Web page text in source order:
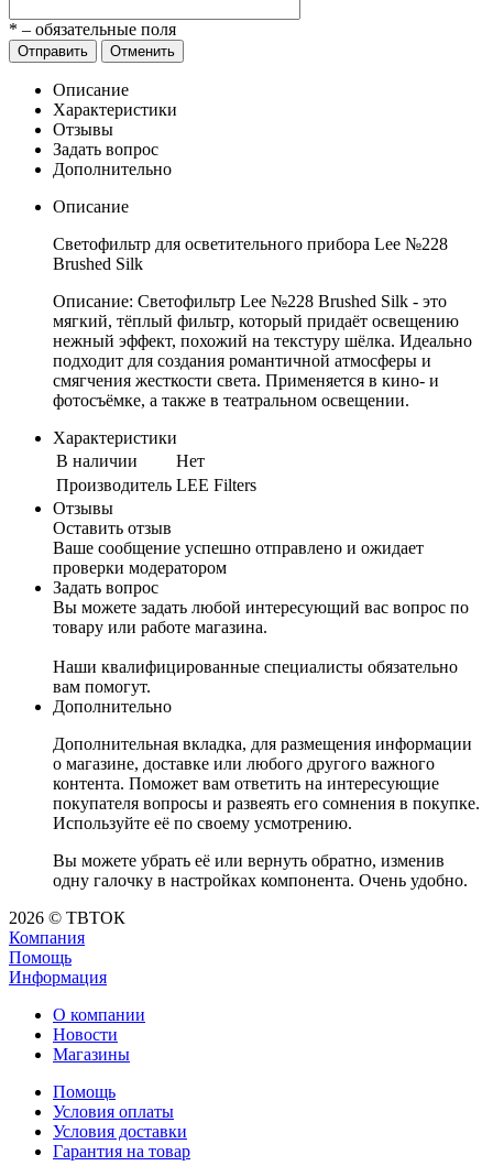
* – обязательные поля
Отправить Отменить
Описание
Характеристики
Отзывы
Задать вопрос
Дополнительно
Описание
Светофильтр для осветительного прибора Lee №228
Brushed Silk
Описание: Светофильтр Lee №228 Brushed Silk - это
мягкий, тёплый фильтр, который придаёт освещению
нежный эффект, похожий на текстуру шёлка. Идеально
подходит для создания романтичной атмосферы и
смягчения жесткости света. Применяется в кино- и
фотосъёмке, а также в театральном освещении.
Характеристики
В наличии
Нет
Производитель LEE Filters
Отзывы
Оставить отзыв
Ваше сообщение успешно отправлено и ожидает
проверки модератором
Задать вопрос
Вы можете задать любой интересующий вас вопрос по
товару или работе магазина.
Наши квалифицированные специалисты обязательно
вам помогут.
Дополнительно
Дополнительная вкладка, для размещения информации
о магазине, доставке или любого другого важного
контента. Поможет вам ответить на интересующие
покупателя вопросы и развеять его сомнения в покупке.
Используйте её по своему усмотрению.
Вы можете убрать её или вернуть обратно, изменив
одну галочку в настройках компонента. Очень удобно.
2026 © ТВТОК
Компания
Помощь
Информация
О компании
Новости
Магазины
Помощь
Условия оплаты
Условия доставки
Гарантия на товар